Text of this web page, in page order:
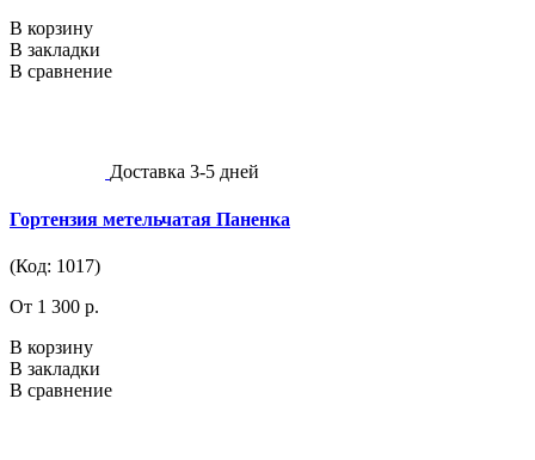
В корзину
В закладки
В сравнение
Доставка 3-5 дней
Гортензия метельчатая Паненка
(Код: 1017)
От 1 300 р.
В корзину
В закладки
В сравнение